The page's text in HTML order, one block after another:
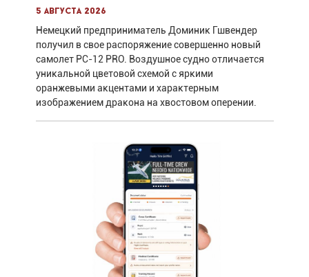
5 августа 2026
Немецкий предприниматель Доминик Гшвендер
получил в свое распоряжение совершенно новый
самолет PC-12 PRO. Воздушное судно отличается
уникальной цветовой схемой с яркими
оранжевыми акцентами и характерным
изображением дракона на хвостовом оперении.